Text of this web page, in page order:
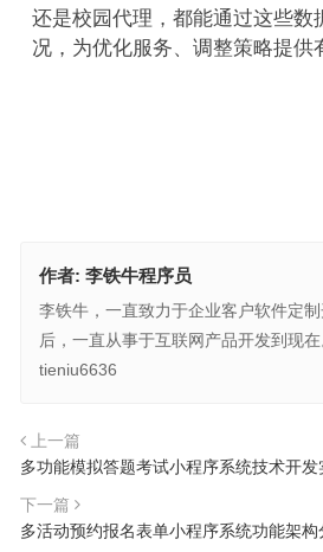
还是校园代理，都能通过这些数
况，为优化服务、调整策略提供
作者: 李铁牛程序员
李铁牛，一直致力于企业客户软件定
后，一直从事于互联网产品开发到现在
tieniu6636
上一篇
多功能模拟答题考试小程序系统技术开发
下一篇
多活动预约报名表单小程序系统功能架构